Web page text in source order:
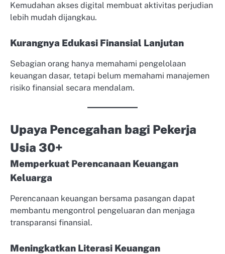
Kemudahan akses digital membuat aktivitas perjudian
lebih mudah dijangkau.
Kurangnya Edukasi Finansial Lanjutan
Sebagian orang hanya memahami pengelolaan
keuangan dasar, tetapi belum memahami manajemen
risiko finansial secara mendalam.
Upaya Pencegahan bagi Pekerja
Usia 30+
Memperkuat Perencanaan Keuangan
Keluarga
Perencanaan keuangan bersama pasangan dapat
membantu mengontrol pengeluaran dan menjaga
transparansi finansial.
Meningkatkan Literasi Keuangan